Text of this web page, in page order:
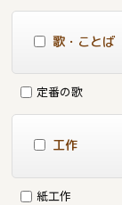
歌・ことば
定番の歌
工作
紙工作